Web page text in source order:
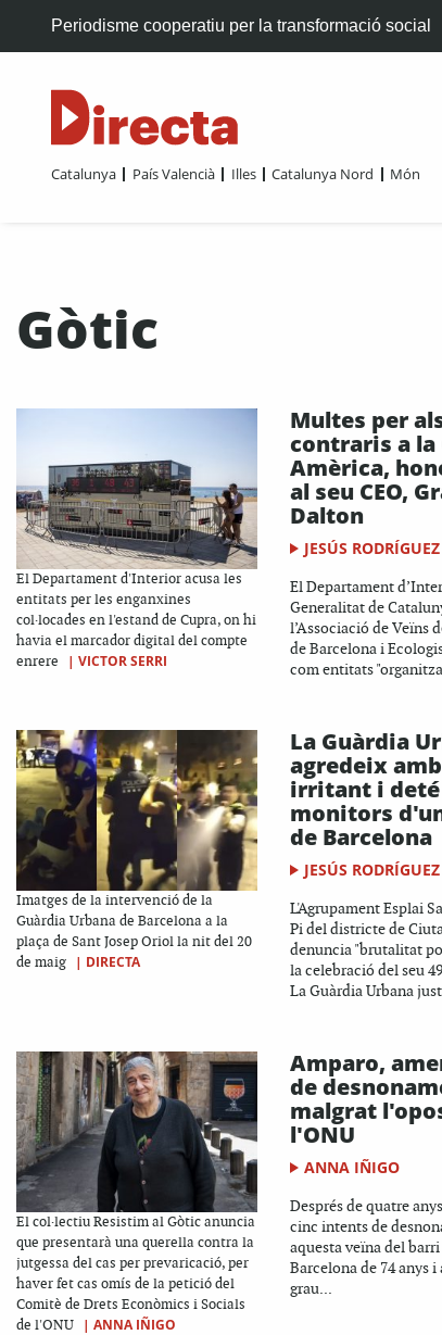
Periodisme cooperatiu per la transformació social
Catalunya País Valencià Illes Catalunya Nord Món
Gòtic
El Departament d'Interior acusa les
entitats per les enganxines
col·locades en l'estand de Cupra, on hi
havia el marcador digital del compte
enrere
| VICTOR SERRI
Multes per
contraris a la
Amèrica,
al seu CEO,
Dalton
JESÚS RODRÍGUEZ
El Departament
Generalitat de
l’Associació de Veïns
de Barcelona i
com entitats
Imatges de la intervenció de la
Guàrdia Urbana de Barcelona a la
plaça de Sant Josep Oriol la nit del 20
de maig
| DIRECTA
La Guàrdia
agredeix
irritant i deté
monitors
de Barcelona
JESÚS RODRÍGUEZ
L'Agrupament Esplai
Pi del districte de
denuncia "brutalitat
la celebració del seu
La Guàrdia Urbana
El col·lectiu Resistim al Gòtic anuncia
que presentarà una querella contra la
jutgessa del cas per prevaricació, per
haver fet cas omís de la petició del
Comitè de Drets Econòmics i Socials
de l'ONU
| ANNA IÑIGO
Amparo,
de
malgrat
l'ONU
ANNA IÑIGO
Després de quatre
cinc intents de
aquesta veïna del
Barcelona de 74 anys i
grau...